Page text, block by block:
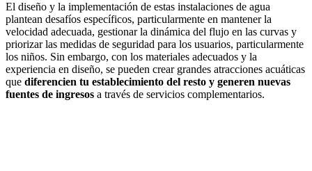
El diseño y la implementación de estas instalaciones de agua
plantean desafíos específicos, particularmente en mantener la
velocidad adecuada, gestionar la dinámica del flujo en las curvas y
priorizar las medidas de seguridad para los usuarios, particularmente
los niños. Sin embargo, con los materiales adecuados y la
experiencia en diseño, se pueden crear grandes atracciones acuáticas
que diferencien tu establecimiento del resto y generen nuevas
fuentes de ingresos a través de servicios complementarios.